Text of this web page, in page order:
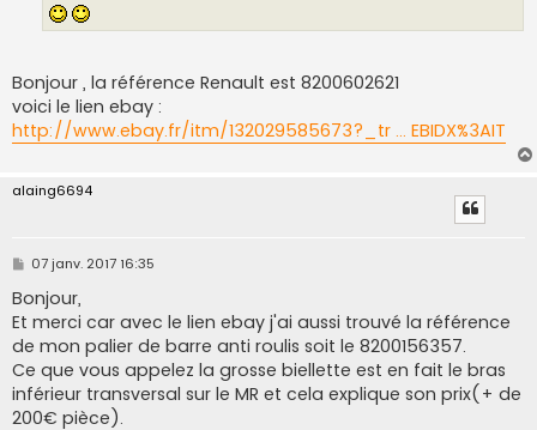
Bonjour , la référence Renault est 8200602621
voici le lien ebay :
http://www.ebay.fr/itm/132029585673?_tr ... EBIDX%3AIT
alaing6694
M
s
s
a
g
e
07 janv. 2017 16:35
Bonjour,
Et merci car avec le lien ebay j'ai aussi trouvé la référence
de mon palier de barre anti roulis soit le 8200156357.
Ce que vous appelez la grosse biellette est en fait le bras
inférieur transversal sur le MR et cela explique son prix(+ de
200€ pièce).